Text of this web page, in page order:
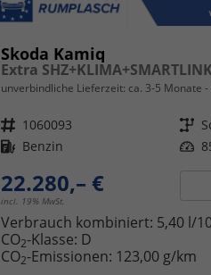
Skoda Kamiq
unverbindliche Lieferzeit: ca. 3-5 Monate
Fahrzeugnr. 1060093 Getriebe
Kraftstoff Benzin Leistung
22.280,– €
incl. 19% MwSt.
Verbrauch kombiniert: 5,40 l/
CO2-Klasse: D
CO2-Emissionen: 123,00 g/km